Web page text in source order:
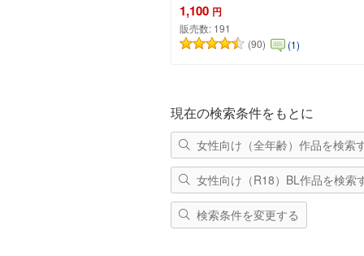
1,100 円
販売数: 191
(90)
(1)
カートに追加
現在の検索条件をもとに
女性向け（全年齢）作品を検索
女性向け（R18）BL作品を検索
検索条件を変更する